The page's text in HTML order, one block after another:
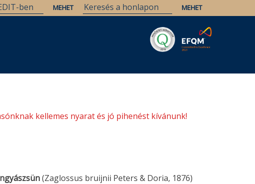
kellemes nyarat és jó pihenést kívánunk!
(Zaglossus bruijnii Peters & Doria, 1876)